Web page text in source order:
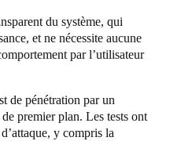
du système, qui
et ne nécessite aucune
par l’utilisateur
de pénétration par un
premier plan. Les tests ont
y compris la